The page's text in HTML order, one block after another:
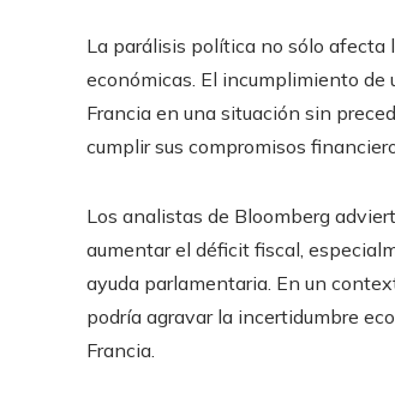
La parálisis política no sólo
económicas. El incumplimiento
Francia en una situación sin
cumplir sus compromisos
Los analistas de Bloomberg
aumentar el déficit fiscal,
ayuda parlamentaria. En un
podría agravar la incertidumbre
Francia.